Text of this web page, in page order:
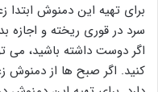
برای تهیه این دمنوش ابتدا
اگر دوست داشته باشید، می
کنید. اگر صبح ها از دمنوش